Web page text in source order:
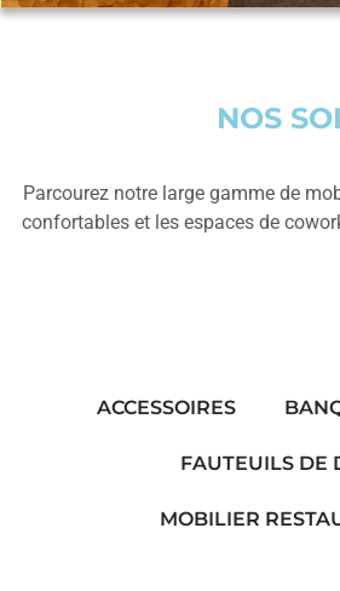
NOS
Parcourez notre large gamme de
confortables et les espaces de
ACCESSOIRES
FAUTEUILS DE
MOBILIER